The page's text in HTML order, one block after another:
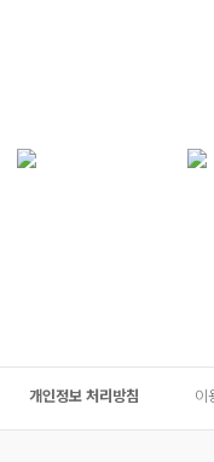
개인정보 처리방침 이